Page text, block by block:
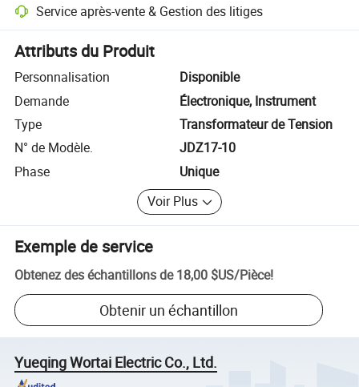
Service après-vente & Gestion des litiges
Résolution des litiges assistée par la plateforme, y compris les
Attributs du Produit
Personnalisation
Disponible
Demande
Électronique, Instrument
Type
Transformateur de Tension
N° de Modèle.
JDZ17-10
Phase
Unique
Voir Plus
Exemple de service
Obtenez des échantillons de 18,00 $US/Pièce!
Obtenir un échantillon
Yueqing Wortai Electric Co., Ltd.